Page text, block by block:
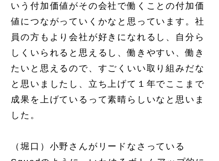
いう付加価値がその会社で働くことの付加価
値につながっていくかなと思っています。社
員の方もより会社が好きになれるし、自分ら
しくいられると思えるし、働きやすい、働き
たいと思えるので、すごくいい取り組みだな
と思いましたし、立ち上げて１年でここまで
成果を上げているって素晴らしいなと思いま
した。
（堀口）小野さんがリードなさっている